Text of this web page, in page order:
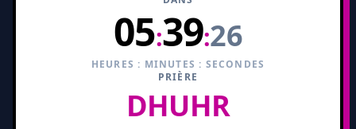
05:39:25
HEURES : MINUTES : SECONDES
PRIÈRE
DHUHR